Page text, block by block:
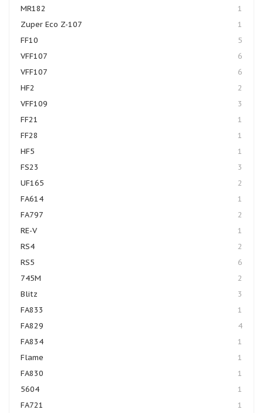
MR182
1
Zuper Eco Z-107
1
FF10
5
VFF107
6
VFF107
6
HF2
2
VFF109
3
FF21
1
FF28
1
HF5
1
FS23
3
UF165
2
FA614
1
FA797
2
RE-V
1
RS4
2
RS5
6
745M
2
Blitz
3
FA833
1
FA829
4
FA834
1
Flame
1
FA830
1
5604
1
FA721
1